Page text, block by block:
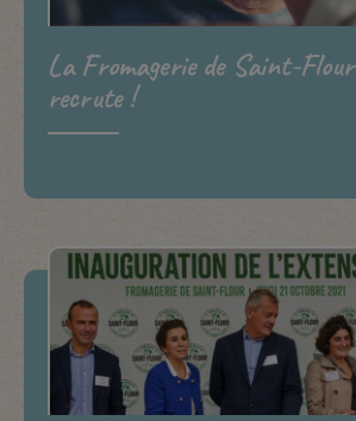
La Fromagerie de Saint-Flour
recrute !